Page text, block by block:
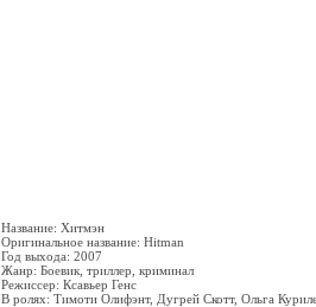
Название: Хитмэн
Оригинальное название: Hitman
Год выхода: 2007
Жанр: Боевик, триллер, криминал
Режиссер: Ксавьер Генс
В ролях: Тимоти Олифэнт, Дугрей Скотт, Ольга